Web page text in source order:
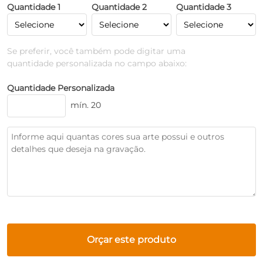
Quantidade 1 Quantidade 2 Quantidade 3
Se preferir, você também pode digitar uma
quantidade personalizada no campo abaixo:
Quantidade Personalizada
mín. 20
Orçar este produto